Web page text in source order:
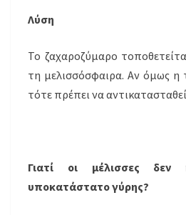
Λύση
Το ζαχαροζύμαρο
τη μελισσόσφαιρα. Αν όμως η
τότε πρέπει να
Γιατί οι μέλισσες δεν
υποκατάστατο γύρης?